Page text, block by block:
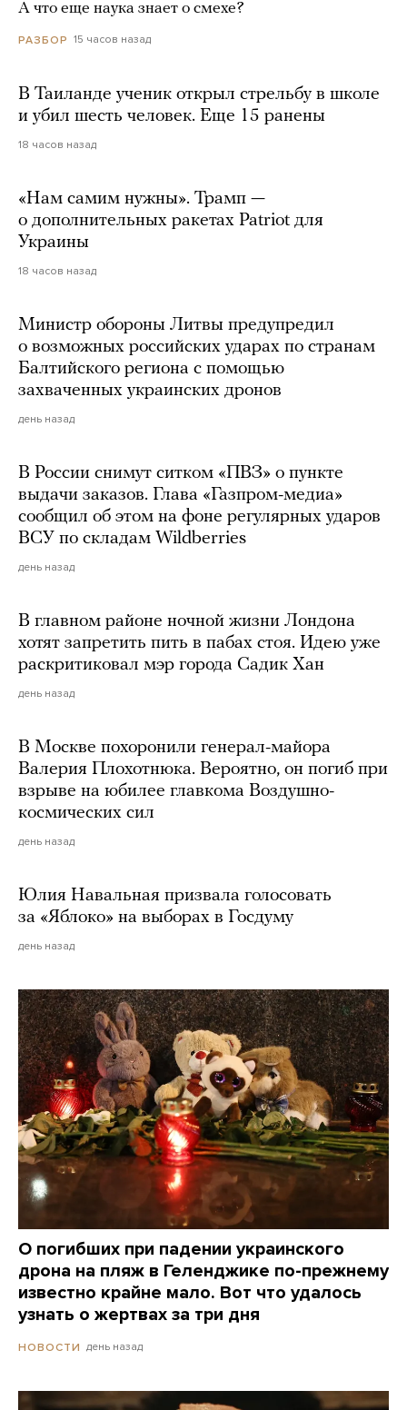
А что еще наука знает о смехе?
РАЗБОР 15 часов назад
В Таиланде ученик открыл стрельбу в школе
и убил шесть человек. Еще 15 ранены
18 часов назад
«Нам самим нужны». Трамп —
о дополнительных ракетах Patriot для
Украины
18 часов назад
Министр обороны Литвы предупредил
о возможных российских ударах по странам
Балтийского региона с помощью
захваченных украинских дронов
день назад
В России снимут ситком «ПВЗ» о пункте
выдачи заказов. Глава «Газпром-медиа»
сообщил об этом на фоне регулярных ударов
ВСУ по складам Wildberries
день назад
В главном районе ночной жизни Лондона
хотят запретить пить в пабах стоя. Идею уже
раскритиковал мэр города Садик Хан
день назад
В Москве похоронили генерал-майора
Валерия Плохотнюка. Вероятно, он погиб при
взрыве на юбилее главкома Воздушно-
космических сил
день назад
Юлия Навальная призвала голосовать
за «Яблоко» на выборах в Госдуму
день назад
О погибших при падении украинского
дрона на пляж в Геленджике по-прежнему
известно крайне мало. Вот что удалось
узнать о жертвах за три дня
НОВОСТИ день назад